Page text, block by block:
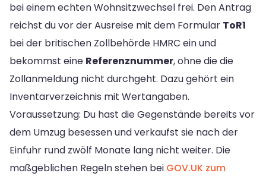
bei einem echten Wohnsitzwechsel frei. Den Antrag
reichst du vor der Ausreise mit dem Formular ToR1
bei der britischen Zollbehörde HMRC ein und
bekommst eine Referenznummer, ohne die die
Zollanmeldung nicht durchgeht. Dazu gehört ein
Inventarverzeichnis mit Wertangaben.
Voraussetzung: Du hast die Gegenstände bereits vor
dem Umzug besessen und verkaufst sie nach der
Einfuhr rund zwölf Monate lang nicht weiter. Die
maßgeblichen Regeln stehen bei GOV.UK zum